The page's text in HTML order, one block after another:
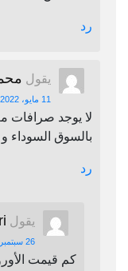
رد
يقول
11 مايو، 2022 الساعة 5:36 م
لا يوجد صرافات
بالسوق السوداء و
رد
يقول
26 سبتمبر، 2022 الساعة 10:48 ص
كم قيمت